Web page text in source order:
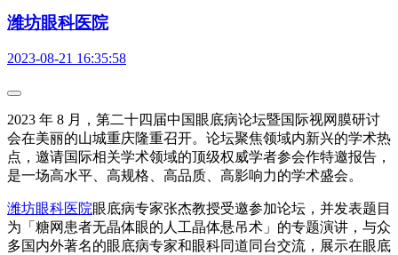
潍坊眼科医院
2023-08-21 16:35:58
2023 年 8 月，第二十四届中国眼底病论坛暨国际视网膜研讨
会在美丽的山城重庆隆重召开。论坛聚焦领域内新兴的学术热
点，邀请国际相关学术领域的顶级权威学者参会作特邀报告，
是一场高水平、高规格、高品质、高影响力的学术盛会。
潍坊眼科医院眼底病专家张杰教授受邀参加论坛，并发表题目
为「糖网患者无晶体眼的人工晶体悬吊术」的专题演讲，与众
多国内外著名的眼底病专家和眼科同道同台交流，展示在眼底